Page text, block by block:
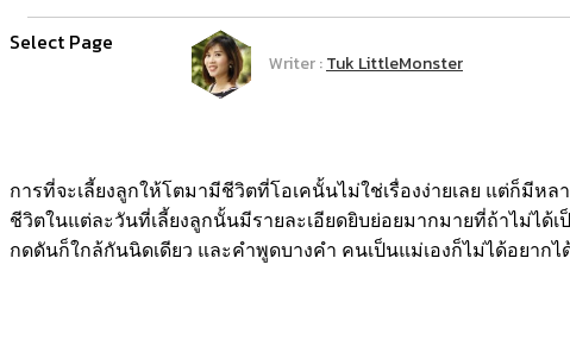
Select Page
Writer :Tuk LittleMonster
การที่จะเลี้ยงลูกให้โตมามีชีวิตที่โอเคนั้นไม่ใช่เรื่องง่ายเลย แต่ก็มีห
ชีวิตในแต่ละวันที่เลี้ยงลูกนั้นมีรายละเอียดยิบย่อยมากมายที่ถ้าไม่ได้
กดดันก็ใกล้กันนิดเดียว และคำพูดบางคำ คนเป็นแม่เองก็ไม่ได้อยาก